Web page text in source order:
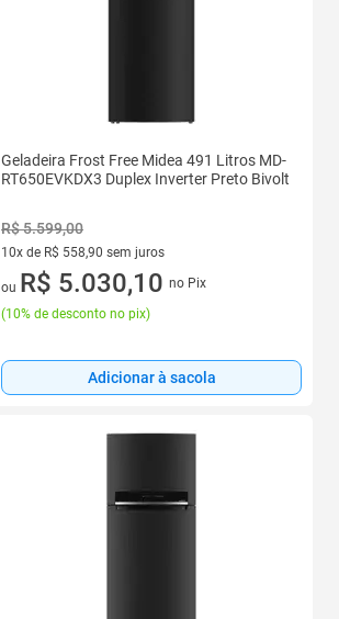
Geladeira Frost Free Midea 491 Litros MD-
RT650EVKDX3 Duplex Inverter Preto Bivolt
R$ 5.599,00
10x de R$ 558,90 sem juros
10 vez de R$ 558,90 sem juros
ou R$ 5.030,10 no Pix
(10% de desconto no pix)
Adicionar à sacola